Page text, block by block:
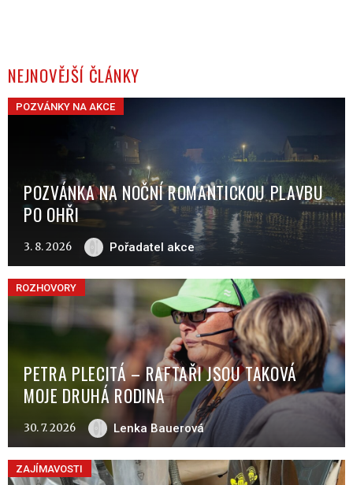
NEJNOVĚJŠÍ ČLÁNKY
POZVÁNKY NA AKCE
POZVÁNKA NA NOČNÍ ROMANTICKOU PLAVBU
PO OHŘI
3. 8. 2026 Pořadatel akce
ROZHOVORY
PETRA PLECITÁ – RAFTAŘI JSOU TAKOVÁ
MOJE DRUHÁ RODINA
30. 7. 2026 Lenka Bauerová
ZAJÍMAVOSTI